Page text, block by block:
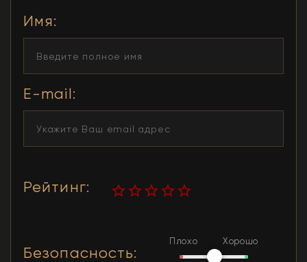
Имя:
E-mail:
Рейтинг:
Безопасность:
Плохо Хорошо